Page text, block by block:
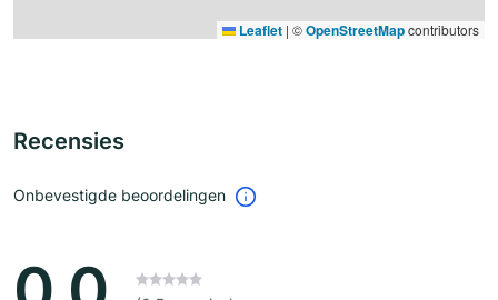
Leaflet | ©OpenStreetMapcontributors
Recensies
Onbevestigde beoordelingen